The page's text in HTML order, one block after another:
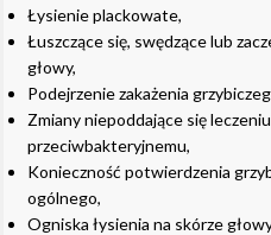
Łysienie plackowate,
Łuszczące się, swędzące lub
głowy,
Podejrzenie zakażenia
Zmiany niepoddające się
przeciwbakteryjnemu,
Konieczność potwierdzenia
ogólnego,
Ogniska łysienia na skórze